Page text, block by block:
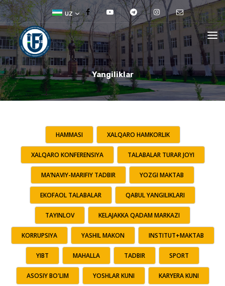
uz
Yangiliklar
HAMMASI XALQARO HAMKORLIK
XALQARO KONFERENSIYA TALABALAR TURAR JOYI
MA’NAVIY-MARIFIY TADBIR YOZGI MAKTAB
EKOFAOL TALABALAR QABUL YANGILIKLARI
TAYINLOV KELAJAKKA QADAM MARKAZI
KORRUPSIYA YASHIL MAKON INSTITUT+MAKTAB
YIBT MAHALLA TADBIR SPORT
ASOSIY BO'LIM YOSHLAR KUNI KARYERA KUNI